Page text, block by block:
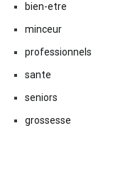
bien-etre
minceur
professionnels
sante
seniors
grossesse